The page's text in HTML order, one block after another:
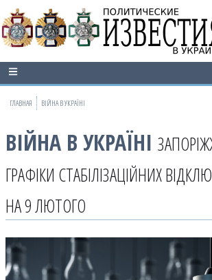
ГЛАВНАЯ ВІЙНА В УКРАЇНІ
ВІЙНА В УКРАЇНІ
ГРАФІКИ СТАБІЛІЗАЦІЙНИХ
НА 9 ЛЮТОГО